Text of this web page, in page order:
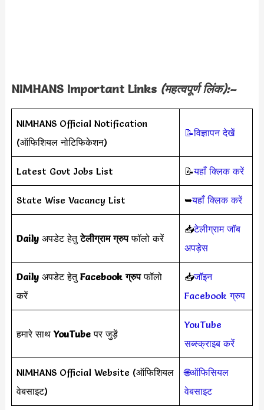
NIMHANS Important Links (महत्वपूर्ण लिंक):–
NIMHANS Official Notification
(ऑफिशियल नोटिफिकेशन)
📝विज्ञापन देखें
Latest Govt Jobs List 📝यहाँ क्लिक करें
State Wise Vacancy List ➥यहाँ क्लिक करें
Daily अपडेट हेतुटेलीग्राम ग्रुपफॉलो करें
📥टेलीग्राम जॉब
अपड़ेस
Daily अपडेट हेतुFacebook ग्रुपफॉलो
करें
📥जॉइन
Facebook ग्रुप
हमारे साथYouTubeपर जुड़ें
YouTube
सब्स्क्राइब करें
NIMHANS Official Website (ऑफिशियल
वेबसाइट)
🌐ऑफिसियल
वेबसाइट